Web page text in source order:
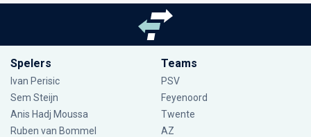
Spelers
Ivan Perisic
Sem Steijn
Anis Hadj Moussa
Ruben van Bommel
Teams
PSV
Feyenoord
Twente
AZ